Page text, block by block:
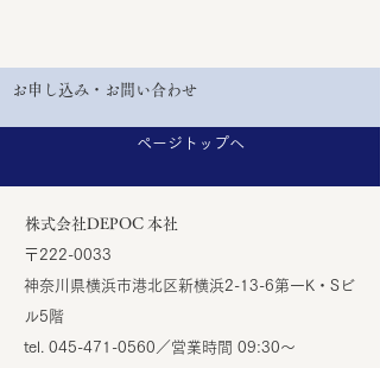
お申し込み・お問い合わせ
ページトップへ
株式会社DEPOC 本社
〒222-0033
神奈川県横浜市港北区新横浜2-13-6第一K・Sビ
ル5階
tel. 045-471-0560 ／営業時間 09:30～